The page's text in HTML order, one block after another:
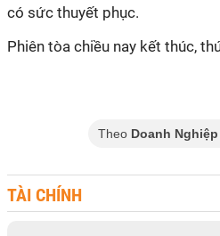
có sức thuyết phục.
Phiên tòa chiều nay kết thúc,
Theo Doanh
TÀI CHÍNH